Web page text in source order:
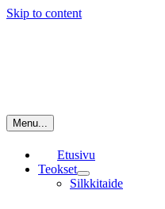
Skip to content
Menu...
Etusivu
Teokset
Silkkitaide